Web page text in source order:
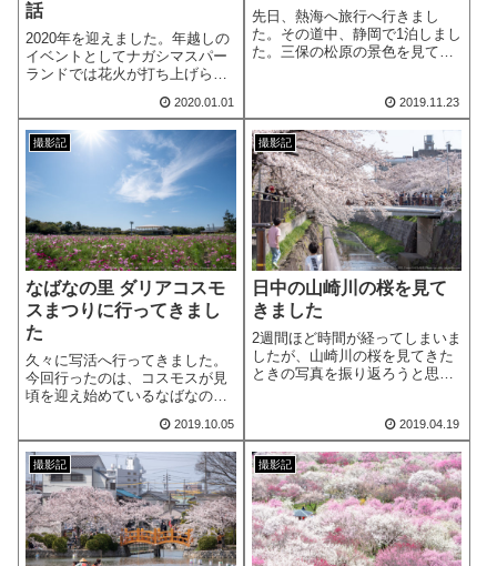
話
2020年を迎えました。年越しの
イベントとしてナガシマスパー
ランドでは花火が打ち上げられ
越町内のとある場所へ向かいま
した。外から、打ち上げ花火を
見ようという魂胆です。結論と
しては、準備不足で撮影は失敗
に終わりまし...
2020.01.01
先日、熱海へ旅行へ行きまし
た。その道中、静岡で1泊しまし
た。三保の松原の景色を見てき
2019.11.23
撮影記
なばなの里 ダリアコスモ
スまつりに行ってきまし
た
久々に写活へ行ってきました。
今回行ったのは、コスモスが見
頃を迎え始めているなばなの
ョンを見に行って以来の訪問で
す。
2019.10.05
撮影記
日中の山崎川の桜を見て
きました
2週間ほど時間が経ってしまいま
したが、山崎川の桜を見てきた
ときの写真を振り返ろうと思い
2019.04.19
撮影記 撮影記